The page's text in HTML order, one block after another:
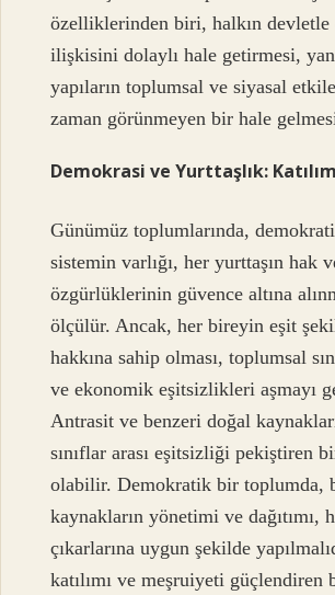
özelliklerinden biri, halkın devletle
ilişkisini dolaylı hale getirmesi,
yapıların toplumsal ve siyasal
zaman görünmeyen bir hale
Demokrasi ve Yurttaşlık:
Günümüz toplumlarında,
sistemin varlığı, her yurttaşın hak
özgürlüklerinin güvence altına
ölçülür. Ancak, her bireyin eşit
hakkına sahip olması, toplumsal
ve ekonomik eşitsizlikleri aşmayı
Antrasit ve benzeri doğal
sınıflar arası eşitsizliği pekiştiren
olabilir. Demokratik bir toplumda,
kaynakların yönetimi ve dağıtımı,
çıkarlarına uygun şekilde
katılımı ve meşruiyeti güçlendiren